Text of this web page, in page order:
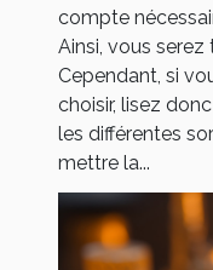
compte
Ainsi, vous serez
Cependant, si
choisir, lisez
les différentes
mettre la...